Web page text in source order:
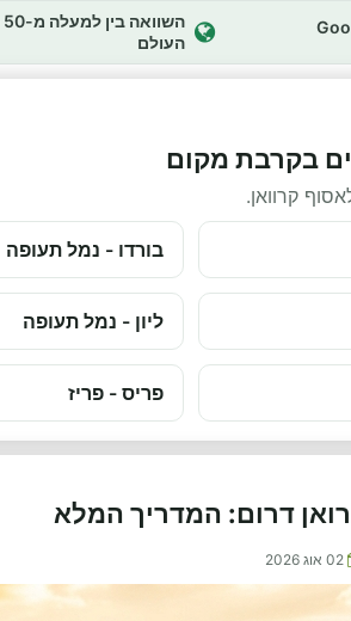
העולם
בקרבת מקום
קרוואן.
בורדו - נמל תעופה
ליון - נמל תעופה
פריס - פריז
דרום: המדריך המלא
02 אוג 2026